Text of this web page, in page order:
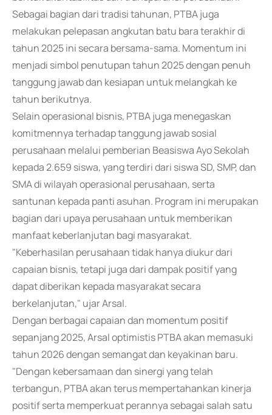
Sebagai bagian dari tradisi tahunan, PTBA juga
melakukan pelepasan angkutan batu bara terakhir di
tahun 2025 ini secara bersama-sama. Momentum ini
menjadi simbol penutupan tahun 2025 dengan penuh
tanggung jawab dan kesiapan untuk melangkah ke
tahun berikutnya.
Selain operasional bisnis, PTBA juga menegaskan
komitmennya terhadap tanggung jawab sosial
perusahaan melalui pemberian Beasiswa Ayo Sekolah
kepada 2.659 siswa, yang terdiri dari siswa SD, SMP, dan
SMA di wilayah operasional perusahaan, serta
santunan kepada panti asuhan. Program ini merupakan
bagian dari upaya perusahaan untuk memberikan
manfaat keberlanjutan bagi masyarakat.
"Keberhasilan perusahaan tidak hanya diukur dari
capaian bisnis, tetapi juga dari dampak positif yang
dapat diberikan kepada masyarakat secara
berkelanjutan," ujar Arsal.
Dengan berbagai capaian dan momentum positif
sepanjang 2025, Arsal optimistis PTBA akan memasuki
tahun 2026 dengan semangat dan keyakinan baru.
"Dengan kebersamaan dan sinergi yang telah
terbangun, PTBA akan terus mempertahankan kinerja
positif serta memperkuat perannya sebagai salah satu